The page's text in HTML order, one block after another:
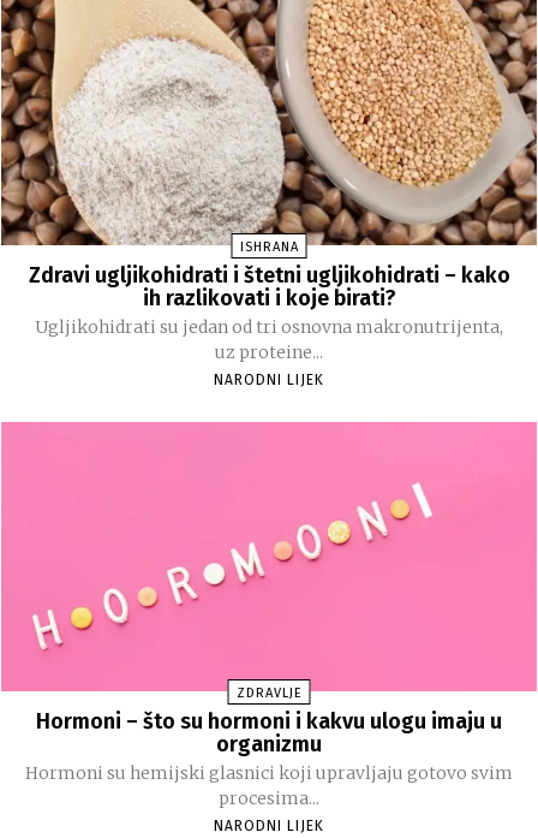
ISHRANA
Zdravi ugljikohidrati i štetni ugljikohidrati – kako
ih razlikovati i koje birati?
Ugljikohidrati su jedan od tri osnovna makronutrijenta,
uz proteine...
NARODNI LIJEK
ZDRAVLJE
Hormoni – što su hormoni i kakvu ulogu imaju u
organizmu
Hormoni su hemijski glasnici koji upravljaju gotovo svim
procesima...
NARODNI LIJEK